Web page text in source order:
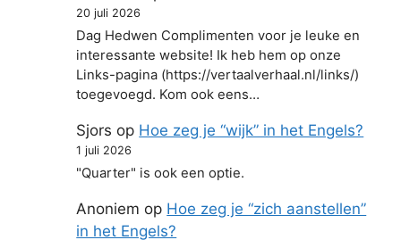
20 juli 2026
Dag Hedwen Complimenten voor je leuke en
interessante website! Ik heb hem op onze
Links-pagina (https://vertaalverhaal.nl/links/)
toegevoegd. Kom ook eens…
Sjors op Hoe zeg je “wijk” in het Engels?
1 juli 2026
"Quarter" is ook een optie.
Anoniem op Hoe zeg je “zich aanstellen”
in het Engels?